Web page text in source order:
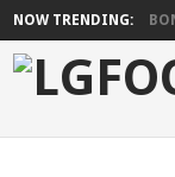
NOW TRENDING: